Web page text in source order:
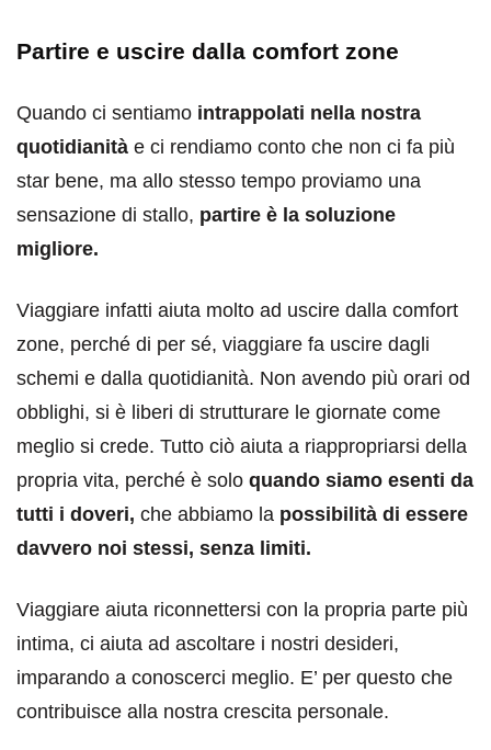
Partire e uscire dalla comfort zone
Quando ci sentiamo intrappolati nella nostra
quotidianità e ci rendiamo conto che non ci fa più
star bene, ma allo stesso tempo proviamo una
sensazione di stallo, partire è la soluzione
migliore.
Viaggiare infatti aiuta molto ad uscire dalla comfort
zone, perché di per sé, viaggiare fa uscire dagli
schemi e dalla quotidianità. Non avendo più orari od
obblighi, si è liberi di strutturare le giornate come
meglio si crede. Tutto ciò aiuta a riappropriarsi della
propria vita, perché è solo quando siamo esenti da
tutti i doveri, che abbiamo la possibilità di essere
davvero noi stessi, senza limiti.
Viaggiare aiuta riconnettersi con la propria parte più
intima, ci aiuta ad ascoltare i nostri desideri,
imparando a conoscerci meglio. E’ per questo che
contribuisce alla nostra crescita personale.